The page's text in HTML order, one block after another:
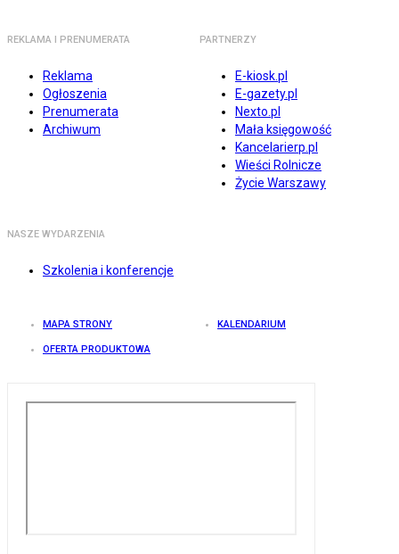
REKLAMA I PRENUMERATA
Reklama
Ogłoszenia
Prenumerata
Archiwum
PARTNERZY
E-kiosk.pl
E-gazety.pl
Nexto.pl
Mała księgowość
Kancelarierp.pl
Wieści Rolnicze
Życie Warszawy
NASZE WYDARZENIA
Szkolenia i konferencje
MAPA STRONY KALENDARIUM
OFERTA PRODUKTOWA